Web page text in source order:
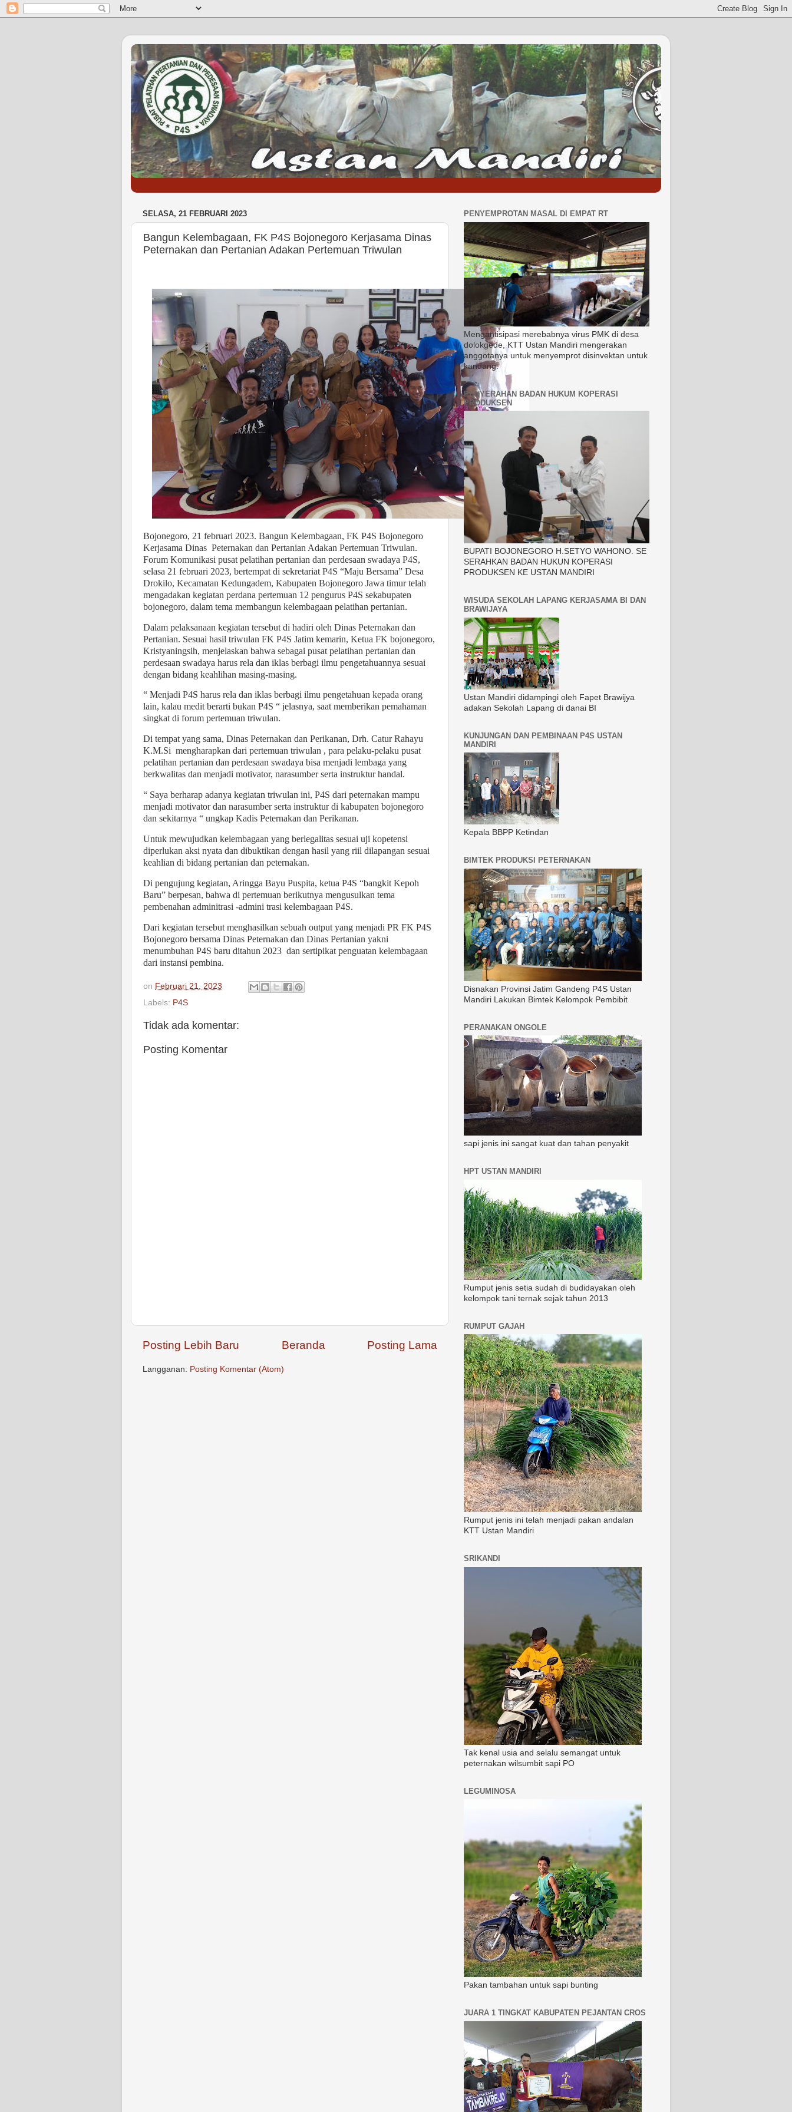
SELASA, 21 FEBRUARI 2023
Bangun Kelembagaan, FK P4S Bojonegoro Kerjasama Dinas
Peternakan dan Pertanian Adakan Pertemuan Triwulan
Bojonegoro, 21 februari 2023. Bangun Kelembagaan, FK P4S Bojonegoro
Kerjasama Dinas Peternakan dan Pertanian Adakan Pertemuan Triwulan.
Forum Komunikasi pusat pelatihan pertanian dan perdesaan swadaya P4S,
selasa 21 februari 2023, bertempat di sekretariat P4S “Maju Bersama” Desa
Drokilo, Kecamatan Kedungadem, Kabupaten Bojonegoro Jawa timur telah
mengadakan kegiatan perdana pertemuan 12 pengurus P4S sekabupaten
bojonegoro, dalam tema membangun kelembagaan pelatihan pertanian.
Dalam pelaksanaan kegiatan tersebut di hadiri oleh Dinas Peternakan dan
Pertanian. Sesuai hasil triwulan FK P4S Jatim kemarin, Ketua FK bojonegoro,
Kristyaningsih, menjelaskan bahwa sebagai pusat pelatihan pertanian dan
perdesaan swadaya harus rela dan iklas berbagi ilmu pengetahuannya sesuai
dengan bidang keahlihan masing-masing.
“ Menjadi P4S harus rela dan iklas berbagi ilmu pengetahuan kepada orang
lain, kalau medit berarti bukan P4S “ jelasnya, saat memberikan pemahaman
singkat di forum pertemuan triwulan.
Di tempat yang sama, Dinas Peternakan dan Perikanan, Drh. Catur Rahayu
K.M.Si mengharapkan dari pertemuan triwulan , para pelaku-pelaku pusat
pelatihan pertanian dan perdesaan swadaya bisa menjadi lembaga yang
berkwalitas dan menjadi motivator, narasumber serta instruktur handal.
“ Saya berharap adanya kegiatan triwulan ini, P4S dari peternakan mampu
menjadi motivator dan narasumber serta instruktur di kabupaten bojonegoro
dan sekitarnya “ ungkap Kadis Peternakan dan Perikanan.
Untuk mewujudkan kelembagaan yang berlegalitas sesuai uji kopetensi
diperlukan aksi nyata dan dibuktikan dengan hasil yang riil dilapangan sesuai
keahlian di bidang pertanian dan peternakan.
Di pengujung kegiatan, Aringga Bayu Puspita, ketua P4S “bangkit Kepoh
Baru” berpesan, bahwa di pertemuan berikutnya mengusulkan tema
pembenahan adminitrasi -admini trasi kelembagaan P4S.
Dari kegiatan tersebut menghasilkan sebuah output yang menjadi PR FK P4S
Bojonegoro bersama Dinas Peternakan dan Dinas Pertanian yakni
menumbuhan P4S baru ditahun 2023 dan sertipikat penguatan kelembagaan
dari instansi pembina.
on Februari 21, 2023
Labels: P4S
Tidak ada komentar:
Posting Komentar
Posting Lebih Baru Posting Lama
Beranda
Langganan: Posting Komentar (Atom)
PENYEMPROTAN MASAL DI EMPAT RT
Mengantisipasi merebabnya virus PMK di desa
dolokgede, KTT Ustan Mandiri mengerakan
anggotanya untuk menyemprot disinvektan untuk
kandang.
PENYERAHAN BADAN HUKUM KOPERASI
PRODUKSEN
BUPATI BOJONEGORO H.SETYO WAHONO. SE
SERAHKAN BADAN HUKUN KOPERASI
PRODUKSEN KE USTAN MANDIRI
WISUDA SEKOLAH LAPANG KERJASAMA BI DAN
BRAWIJAYA
Ustan Mandiri didampingi oleh Fapet Brawijya
adakan Sekolah Lapang di danai BI
KUNJUNGAN DAN PEMBINAAN P4S USTAN
MANDIRI
Kepala BBPP Ketindan
BIMTEK PRODUKSI PETERNAKAN
Disnakan Provinsi Jatim Gandeng P4S Ustan
Mandiri Lakukan Bimtek Kelompok Pembibit
PERANAKAN ONGOLE
sapi jenis ini sangat kuat dan tahan penyakit
HPT USTAN MANDIRI
Rumput jenis setia sudah di budidayakan oleh
kelompok tani ternak sejak tahun 2013
RUMPUT GAJAH
Rumput jenis ini telah menjadi pakan andalan
KTT Ustan Mandiri
SRIKANDI
Tak kenal usia and selalu semangat untuk
peternakan wilsumbit sapi PO
LEGUMINOSA
Pakan tambahan untuk sapi bunting
JUARA 1 TINGKAT KABUPATEN PEJANTAN CROS